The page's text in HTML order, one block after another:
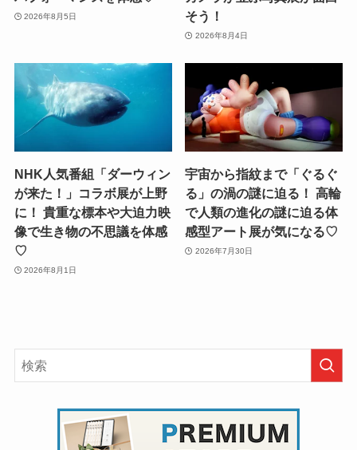
2026年8月5日
そう！
2026年8月4日
NHK人気番組「ダーウィン
が来た！」コラボ展が上野
に！ 貴重な標本や大迫力映
像で生き物の不思議を体感
♡
2026年8月1日
宇宙から指紋まで「ぐるぐ
る」の渦の謎に迫る！ 高輪
で人類の進化の謎に迫る体
感型アート展が気になる♡
2026年7月30日